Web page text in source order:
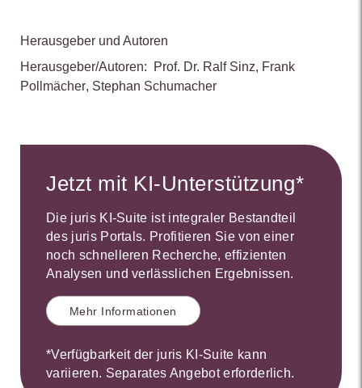
Herausgeber und Autoren
Herausgeber/Autoren:
Prof. Dr. Ralf Sinz, Frank
Pollmächer, Stephan Schumacher
Jetzt mit KI-Unterstützung*
Die juris KI-Suite ist integraler Bestandteil
des juris Portals. Profitieren Sie von einer
noch schnelleren Recherche, effizienten
Analysen und verlässlichen Ergebnissen.
Mehr Informationen
*Verfügbarkeit der juris KI-Suite kann
variieren. Separates Angebot erforderlich.